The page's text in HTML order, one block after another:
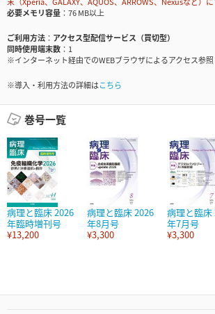
必要メモリ容量
76 MB以上
ご利用方法
アクセス型配信サービス（買切型）
同時使用端末数
1
※インターネット経由でのWEBブラウザによるアクセス参照
※導入・利用方法の詳細はこちら
巻号一覧
病理と臨床 2026
年臨時増刊号
¥13,200
病理と臨床 2026
年8月号
¥3,300
病理と臨床
年7月号
¥3,300